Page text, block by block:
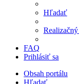
Hľadať
FAQ
Prihlásiť sa
Obsah portálu